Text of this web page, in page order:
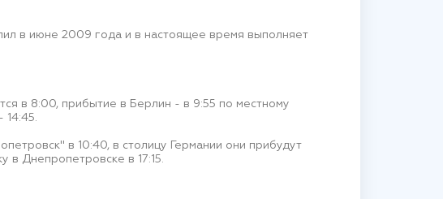
в июне 2009 года и в настоящее время выполняет
в 8:00, прибытие в Берлин - в 9:55 по местному
14:45.
в 10:40, в столицу Германии они прибудут
в Днепропетровске в 17:15.